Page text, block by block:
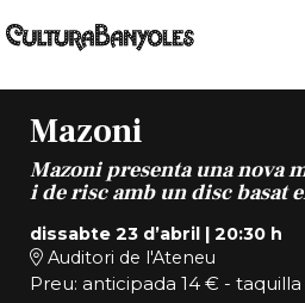
Mazoni
Mazoni presenta una nova
i de risc amb un disc basat
dissabte 23 d’abril| 20:30 h
Auditori de l'Ateneu
Preu: anticipada 14 € - taquilla